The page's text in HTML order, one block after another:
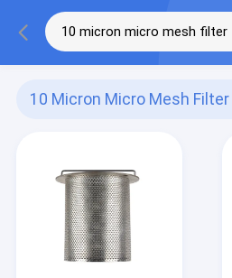
10 Micron Micro Mesh Filter